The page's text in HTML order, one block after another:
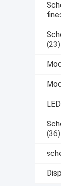
(23)
(36)